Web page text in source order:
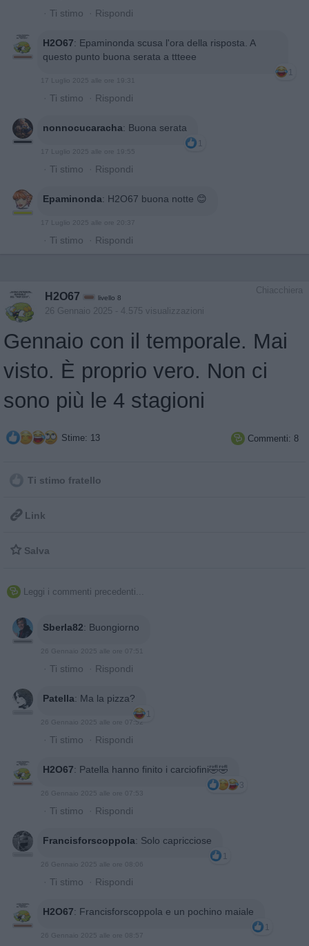
· Ti stimo · Rispondi
H2O67: Epaminonda scusa l'ora della risposta. A
questo punto buona serata a ttteee
1
17 Luglio 2025 alle ore 19:31
· Ti stimo · Rispondi
nonnocucaracha: Buona serata
1
17 Luglio 2025 alle ore 19:55
· Ti stimo · Rispondi
Epaminonda: H2O67 buona notte 😊
17 Luglio 2025 alle ore 20:37
· Ti stimo · Rispondi
Chiacchiera
H2O67 livello 8
26 Gennaio 2025 - 4.575 visualizzazioni
Gennaio con il temporale. Mai
visto. È proprio vero. Non ci
sono più le 4 stagioni
Stime: 13  Commenti: 8
Ti stimo fratello
 Link
 Salva
 Leggi i commenti precedenti...
Sberla82: Buongiorno
26 Gennaio 2025 alle ore 07:51
· Ti stimo · Rispondi
Patella: Ma la pizza?
1
26 Gennaio 2025 alle ore 07:52
· Ti stimo · Rispondi
H2O67: Patella hanno finito i carciofini🤣🤣
3
26 Gennaio 2025 alle ore 07:53
· Ti stimo · Rispondi
Francisforscoppola: Solo capricciose
1
26 Gennaio 2025 alle ore 08:06
· Ti stimo · Rispondi
H2O67: Francisforscoppola e un pochino maiale
1
26 Gennaio 2025 alle ore 08:57